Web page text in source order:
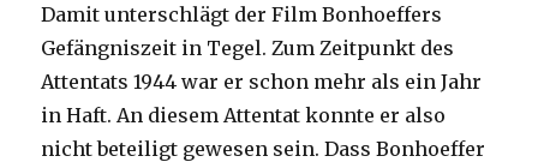
Damit unterschlägt der Film Bonhoeffers
Gefängniszeit in Tegel. Zum Zeitpunkt des
Attentats 1944 war er schon mehr als ein Jahr
in Haft. An diesem Attentat konnte er also
nicht beteiligt gewesen sein. Dass Bonhoeffer